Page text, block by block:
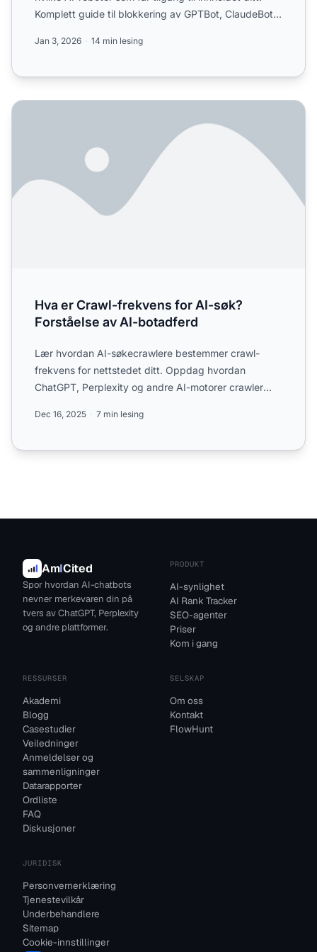
Komplett guide til blokkering av GPTBot, ClaudeBot
Jan 3, 2026 14 min lesing
Hva er Crawl-frekvens for AI-søk? Forståelse av AI-
Hva er Crawl-frekvens for AI-søk?
Forståelse av AI-botadferd
Lær hvordan AI-søkecrawlere bestemmer crawl-
frekvens for nettstedet ditt. Oppdag hvordan
ChatGPT, Perplexity og andre AI-motorer crawler
Dec 16, 2025 7 min lesing
AmICited
Spor hvordan AI-chatbots
nevner merkevaren din på
tvers av ChatGPT, Perplexity
og andre plattformer.
PRODUKT
AI-synlighet
AI Rank Tracker
SEO-agenter
Priser
Kom i gang
RESSURSER
Akademi
Blogg
Casestudier
Veiledninger
Anmeldelser og
sammenligninger
Datarapporter
Ordliste
FAQ
Diskusjoner
SELSKAP
Om oss
Kontakt
FlowHunt
JURIDISK
Personvernerklæring
Tjenestevilkår
Underbehandlere
Sitemap
Cookie-innstillinger